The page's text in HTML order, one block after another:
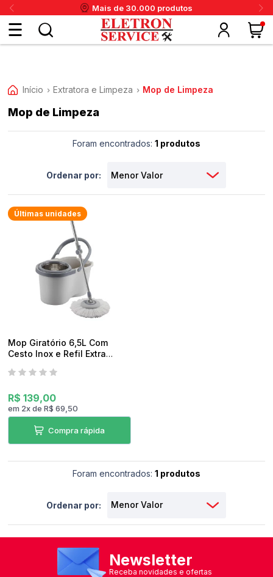
Mais de 30.000 produtos
Início › Extratora e Limpeza › Mop de Limpeza
Mop de Limpeza
Foram encontrados: 1 produtos
Ordenar por:
Últimas unidades
Mop Giratório 6,5L Com
Cesto Inox e Refil Extra
R$ 139,00
em 2xdeR$ 69,50
Compra rápida
Foram encontrados: 1 produtos
Ordenar por:
Newsletter
Receba novidades e ofertas